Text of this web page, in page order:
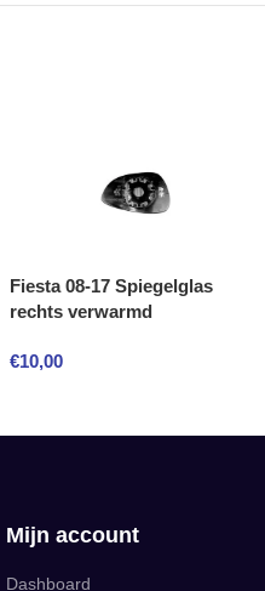
Fiesta 08-17 Spiegelglas
rechts verwarmd
€10,00
Mijn account
Dashboard